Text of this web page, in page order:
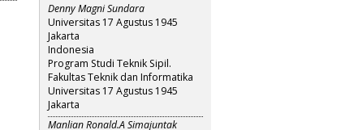
Denny Magni Sundara
Universitas 17 Agustus 1945
Jakarta
Indonesia
Program Studi Teknik Sipil.
Fakultas Teknik dan Informatika
Universitas 17 Agustus 1945
Jakarta
Manlian Ronald.A Simajuntak